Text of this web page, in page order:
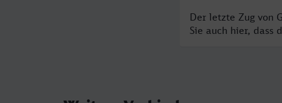
Der letzte Zug von
Sie auch hier, dass